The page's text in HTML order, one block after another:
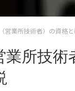
営業所技術者）の資格
業所技